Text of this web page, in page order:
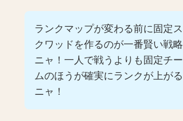
ランクマップが変わる前に固定ス
クワッドを作るのが一番賢い戦略
ニャ！一人で戦うよりも固定チー
ムのほうが確実にランクが上がる
ニャ！